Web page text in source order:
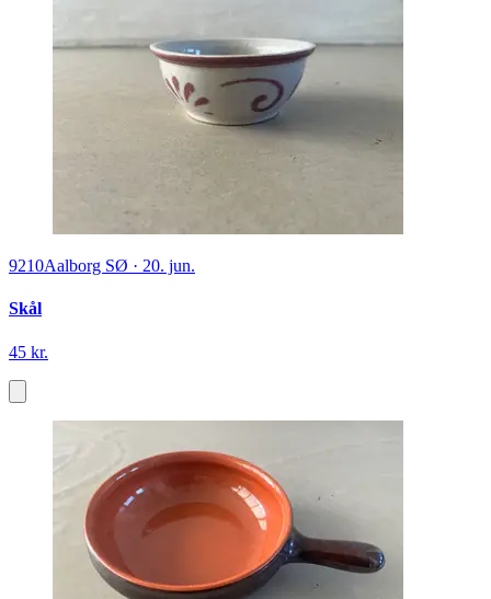
9210Aalborg SØ · 20. jun.
Skål
45 kr.